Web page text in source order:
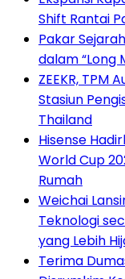
Shift Rantai
Pakar
dalam “Long
ZEEKR, TPM
Stasiun
Thailand
Hisense
World Cup
Rumah
Weichai
Teknologi
yang Lebih
Terima